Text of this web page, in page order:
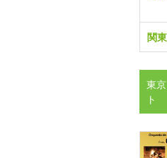
関東
東
ト